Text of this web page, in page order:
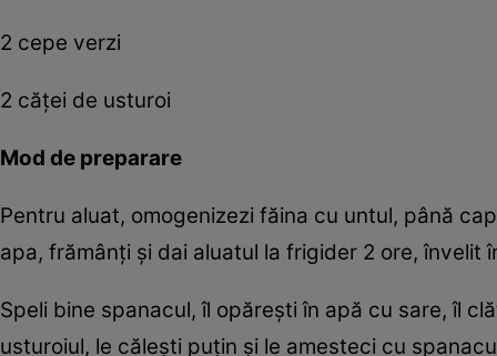
2 cepe verzi
2 căței de usturoi
Mod de preparare
Pentru aluat, omogenizezi făina cu untul, până
apa, frămânți și dai aluatul la frigider 2 ore, învelit
Speli bine spanacul, îl opărești în apă cu sare, îl
usturoiul, le călești puțin și le amesteci cu